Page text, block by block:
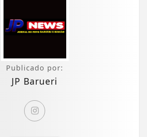
Publicado por:
JP Barueri